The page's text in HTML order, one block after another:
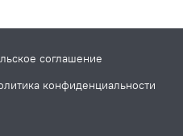
соглашение
конфиденциальности